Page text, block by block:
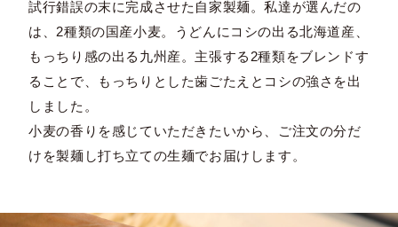
試行錯誤の末に完成させた自家製麺。私達が選んだの
は、2種類の国産小麦。うどんにコシの出る北海道産、
もっちり感の出る九州産。主張する2種類をブレンドす
ることで、もっちりとした歯ごたえとコシの強さを出
しました。
小麦の香りを感じていただきたいから、ご注文の分だ
けを製麺し打ち立ての生麺でお届けします。